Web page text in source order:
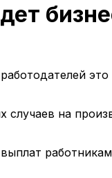
это
случаев на